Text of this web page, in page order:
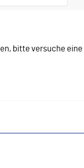
bitte versuche eine